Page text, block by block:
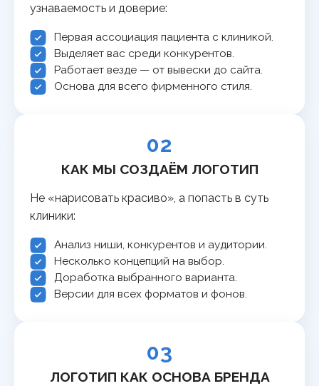
узнаваемость и доверие:
Первая ассоциация пациента с клиникой.
Выделяет вас среди конкурентов.
Работает везде — от вывески до сайта.
Основа для всего фирменного стиля.
02
КАК МЫ СОЗДАЁМ ЛОГОТИП
Не «нарисовать красиво», а попасть в суть
клиники:
Анализ ниши, конкурентов и аудитории.
Несколько концепций на выбор.
Доработка выбранного варианта.
Версии для всех форматов и фонов.
03
ЛОГОТИП КАК ОСНОВА БРЕНДА